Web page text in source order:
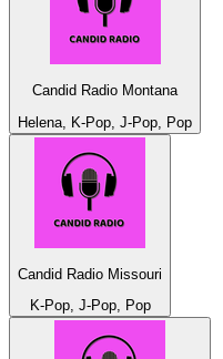
Candid Radio Montana
Helena, K-Pop, J-Pop, Pop
Candid Radio Missouri
K-Pop, J-Pop, Pop